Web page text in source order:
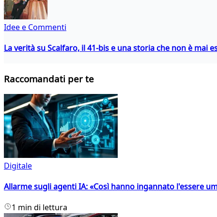
Idee e Commenti
La verità su Scalfaro, il 41-bis e una storia che non è mai
Raccomandati per te
Digitale
Allarme sugli agenti IA: «Così hanno ingannato l'essere
1 min di lettura